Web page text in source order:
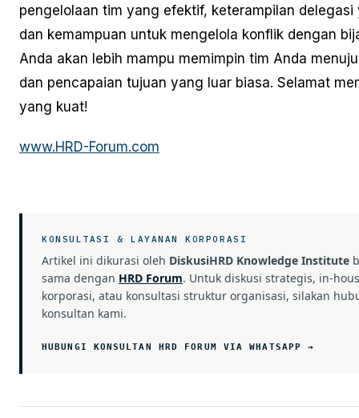
pengelolaan tim yang efektif, keterampilan delegasi
dan kemampuan untuk mengelola konflik dengan
Anda akan lebih mampu memimpin tim Anda
dan pencapaian tujuan yang luar biasa. Selamat
yang kuat!
www.HRD-Forum.com
KONSULTASI & LAYANAN KORPORASI
Artikel ini dikurasi oleh DiskusiHRD Knowledge Institute
sama dengan HRD Forum. Untuk diskusi strategis, in-
korporasi, atau konsultasi struktur organisasi, silakan
konsultan kami.
HUBUNGI KONSULTAN HRD FORUM VIA WHATSAPP →